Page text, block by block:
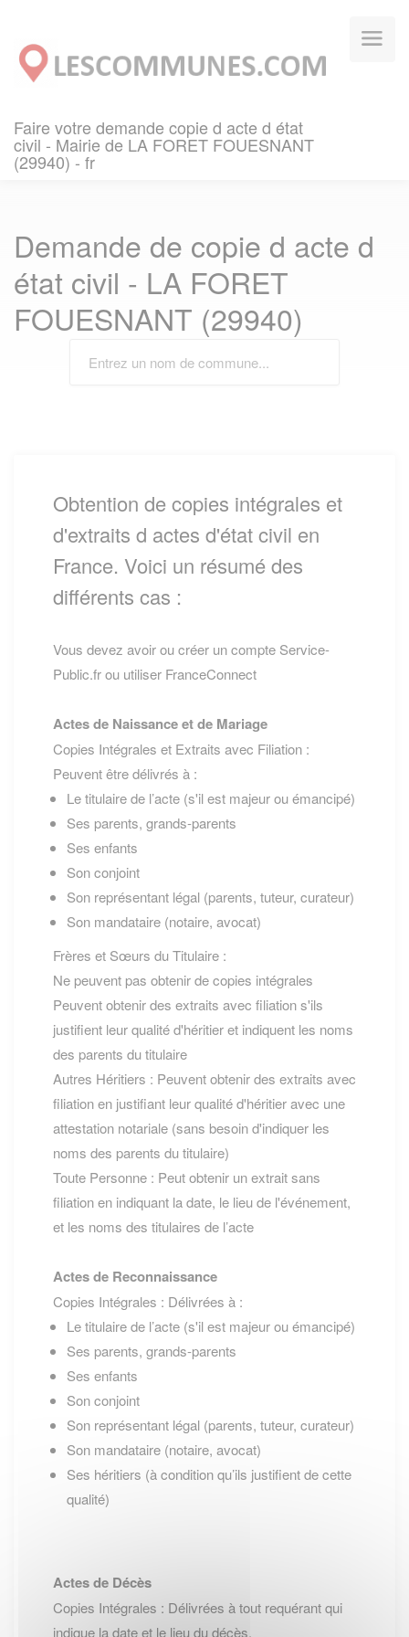
Faire votre demande copie d acte d état
civil - Mairie de LA FORET FOUESNANT
(29940) - fr
Demande de copie d acte d
état civil - LA FORET
FOUESNANT (29940)
Obtention de copies intégrales et
d'extraits d actes d'état civil en
France. Voici un résumé des
différents cas :
Vous devez avoir ou créer un compte Service-
Public.fr ou utiliser FranceConnect
Actes de Naissance et de Mariage
Copies Intégrales et Extraits avec Filiation :
Peuvent être délivrés à :
Le titulaire de l’acte (s'il est majeur ou émancipé)
Ses parents, grands-parents
Ses enfants
Son conjoint
Son représentant légal (parents, tuteur, curateur)
Son mandataire (notaire, avocat)
Frères et Sœurs du Titulaire :
Ne peuvent pas obtenir de copies intégrales
Peuvent obtenir des extraits avec filiation s'ils
justifient leur qualité d'héritier et indiquent les noms
des parents du titulaire
Autres Héritiers : Peuvent obtenir des extraits avec
filiation en justifiant leur qualité d'héritier avec une
attestation notariale (sans besoin d'indiquer les
noms des parents du titulaire)
Toute Personne : Peut obtenir un extrait sans
filiation en indiquant la date, le lieu de l'événement,
et les noms des titulaires de l’acte
Actes de Reconnaissance
Copies Intégrales : Délivrées à :
Le titulaire de l’acte (s'il est majeur ou émancipé)
Ses parents, grands-parents
Ses enfants
Son conjoint
Son représentant légal (parents, tuteur, curateur)
Son mandataire (notaire, avocat)
Ses héritiers (à condition qu’ils justifient de cette
qualité)
Actes de Décès
Copies Intégrales : Délivrées à tout requérant qui
indique la date et le lieu du décès.